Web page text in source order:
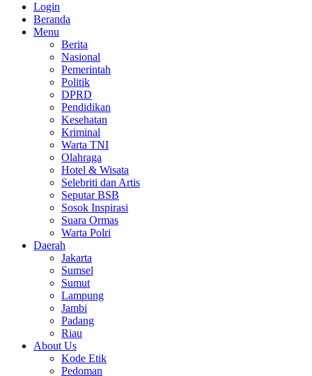
Login
Beranda
Menu
Berita
Nasional
Pemerintah
Politik
DPRD
Pendidikan
Kesehatan
Kriminal
Warta TNI
Olahraga
Hotel & Wisata
Selebriti dan Artis
Seputar BSB
Sosok Inspirasi
Suara Ormas
Warta Polri
Daerah
Jakarta
Sumsel
Sumut
Lampung
Jambi
Padang
Riau
About Us
Kode Etik
Pedoman